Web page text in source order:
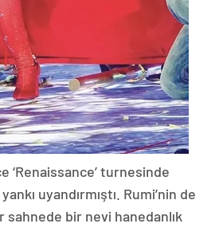
‘Renaissance’ turnesinde
uyandırmıştı. Rumi’nin de
sahnede bir nevi hanedanlık